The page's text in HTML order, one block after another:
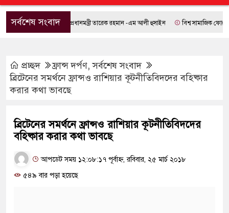
সর্বশেষ সংবাদপ্রধানমন্ত্রী তারেক রহমান -এম আলী হুসাইন বিশ্ব সামাজিক ফোরামে
প্রচ্ছদ ফ্রান্স দর্পণ,সর্বশেষ সংবাদ
ব্রিটেনের সমর্থনে ফ্রান্সও রাশিয়ার কূটনীতিবিদদের বহিষ্কার
করার কথা ভাবছে
ব্রিটেনের সমর্থনে ফ্রান্সও রাশিয়ার কূটনীতিবিদদের
বহিষ্কার করার কথা ভাবছে
আপডেট সময় ১২:০৮:১৭ পূর্বাহ্ন, রবিবার, ২৫ মার্চ ২০১৮
৫৪৯ বার পড়া হয়েছে